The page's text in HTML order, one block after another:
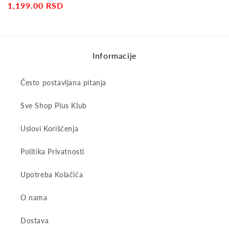
price
price
1,199.00 RSD
Informacije
Često postavljana pitanja
Sve Shop Plus Klub
Uslovi Korišćenja
Politika Privatnosti
Upotreba Kolačića
O nama
Dostava